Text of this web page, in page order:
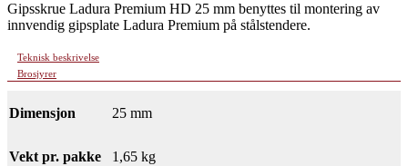
Gipsskrue Ladura Premium HD 25 mm benyttes til montering av
innvendig gipsplate Ladura Premium på stålstendere.
Teknisk beskrivelse
Brosjyrer
Dimensjon 25 mm
Vekt pr. pakke 1,65 kg